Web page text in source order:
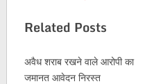
Related Posts
अवैध शराब रखने वाले आरोपी का
जमानत आवेदन निरस्‍त